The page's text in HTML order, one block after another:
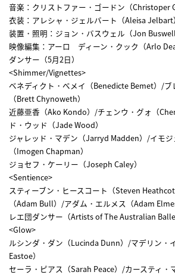
音楽：クリストファー・ゴードン（Christoper
衣装：アレシャ・ジェルバート（Aleisa Jelbart）
装置・照明：ジョン・バスウェル（Jon Buswell
映像編集：アーロ ディーン・クック（Arlo
ダンサー（5月2日）
<Shimmer/Vignettes>
ベネディクト・べメイ（Benedicte Bemet）/ブ
（Brett Chynoweth）
近藤亜香（Ako Kondo）/チェンウ・グォ（
ド・ウッド（Jade Wood）
ジャレッド・マデン（Jarryd Madden）/イモ
（Imogen Chapman）
ジョセフ・ケーリー（Joseph Caley）
<Sentience>
スティーブン・ヒースコート（Steven
（Adam Bull）/アダム・エルメス（Adam
レエ団ダンサー（Artists of The Australian
<Glow>
ルシンダ・ダン（Lucinda Dunn）/マデリン・
Eastoe）
セーラ・ピアス（Sarah Peace）/カースティ・